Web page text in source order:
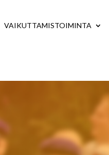
VAIKUTTAMISTOIMINTA